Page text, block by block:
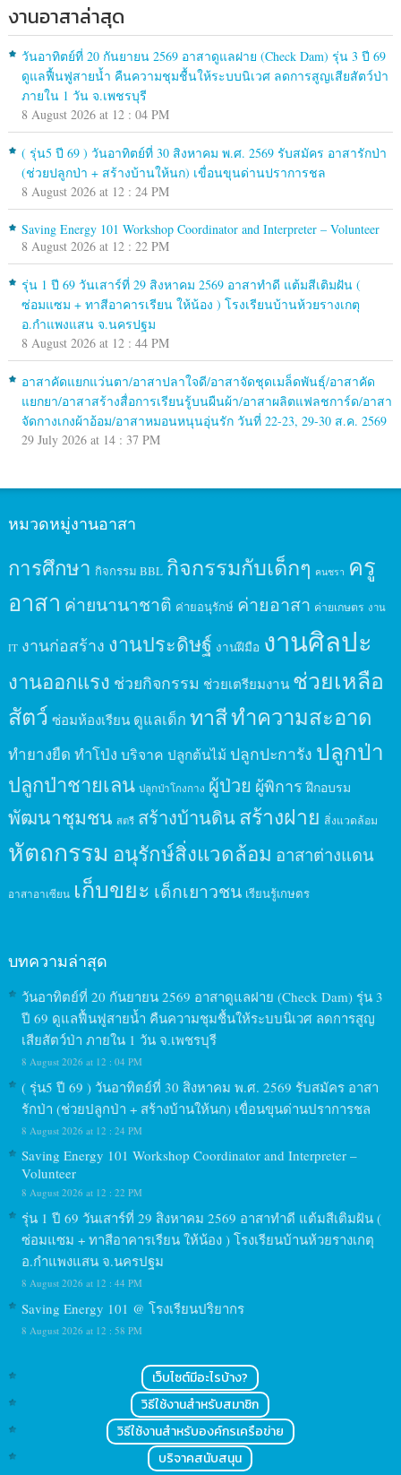
งานอาสาล่าสุด
วันอาทิตย์ที่ 20 กันยายน 2569 อาสาดูแลฝาย (Check Dam) รุ่น 3 ปี 69
ดูแลฟื้นฟูสายน้ำ คืนความชุมชื้นให้ระบบนิเวศ ลดการสูญเสียสัตว์ป่า
ภายใน 1 วัน จ.เพชรบุรี
8 August 2026 at 12 : 04 PM
( รุ่น5 ปี 69 ) วันอาทิตย์ที่ 30 สิงหาคม พ.ศ. 2569 รับสมัคร อาสารักป่า
(ช่วยปลูกป่า + สร้างบ้านให้นก) เขื่อนขุนด่านปราการชล
8 August 2026 at 12 : 24 PM
Saving Energy 101 Workshop Coordinator and Interpreter – Volunteer
8 August 2026 at 12 : 22 PM
รุ่น 1 ปี 69 วันเสาร์ที่ 29 สิงหาคม 2569 อาสาทำดี แต้มสีเติมฝัน (
ซ่อมแซม + ทาสีอาคารเรียน ให้น้อง ) โรงเรียนบ้านห้วยรางเกตุ
อ.กำแพงแสน จ.นครปฐม
8 August 2026 at 12 : 44 PM
อาสาคัดแยกแว่นตา/อาสาปลาใจดี/อาสาจัดชุดเมล็ดพันธุ์/อาสาคัด
แยกยา/อาสาสร้างสื่อการเรียนรู้บนผืนผ้า/อาสาผลิตแฟลชการ์ด/อาสา
จัดกางเกงผ้าอ้อม/อาสาหมอนหนุนอุ่นรัก วันที่ 22-23, 29-30 ส.ค. 2569
29 July 2026 at 14 : 37 PM
หมวดหมู่งานอาสา
การศึกษา กิจกรรม BBL กิจกรรมกับเด็กๆ คนชรา ครู
อาสา ค่ายนานาชาติ ค่ายอนุรักษ์ ค่ายอาสา ค่ายเกษตร งาน
IT งานก่อสร้าง งานประดิษฐ์ งานฝีมือ งานศิลปะ
งานออกแรง ช่วยกิจกรรม ช่วยเตรียมงาน ช่วยเหลือ
สัตว์ ซ่อมห้องเรียน ดูแลเด็ก ทาสีทำความสะอาด
ทำยางยืด ทำโป่ง บริจาค ปลูกต้นไม้ ปลูกปะการัง ปลูกป่า
ปลูกป่าชายเลน ปลูกป่าโกงกาง ผู้ป่วย ผู้พิการ ฝึกอบรม
พัฒนาชุมชน สตรี สร้างบ้านดินสร้างฝาย สิ่งแวดล้อม
หัตถกรรม อนุรักษ์สิ่งแวดล้อม อาสาต่างแดน
อาสาอาเซียน เก็บขยะ เด็กเยาวชน เรียนรู้เกษตร
บทความล่าสุด
วันอาทิตย์ที่ 20 กันยายน 2569 อาสาดูแลฝาย (Check Dam) รุ่น 3
ปี 69 ดูแลฟื้นฟูสายน้ำ คืนความชุมชื้นให้ระบบนิเวศ ลดการสูญ
เสียสัตว์ป่า ภายใน 1 วัน จ.เพชรบุรี
8 August 2026 at 12 : 04 PM
( รุ่น5 ปี 69 ) วันอาทิตย์ที่ 30 สิงหาคม พ.ศ. 2569 รับสมัคร อาสา
รักป่า (ช่วยปลูกป่า + สร้างบ้านให้นก) เขื่อนขุนด่านปราการชล
8 August 2026 at 12 : 24 PM
Saving Energy 101 Workshop Coordinator and Interpreter –
Volunteer
8 August 2026 at 12 : 22 PM
รุ่น 1 ปี 69 วันเสาร์ที่ 29 สิงหาคม 2569 อาสาทำดี แต้มสีเติมฝัน (
ซ่อมแซม + ทาสีอาคารเรียน ให้น้อง ) โรงเรียนบ้านห้วยรางเกตุ
อ.กำแพงแสน จ.นครปฐม
8 August 2026 at 12 : 44 PM
Saving Energy 101 @ โรงเรียนปริยากร
8 August 2026 at 12 : 58 PM
เว็บไซต์มีอะไรบ้าง?
วิธีใช้งานสำหรับสมาชิก
วิธีใช้งานสำหรับองค์กรเครือข่าย
บริจาคสนับสนุน